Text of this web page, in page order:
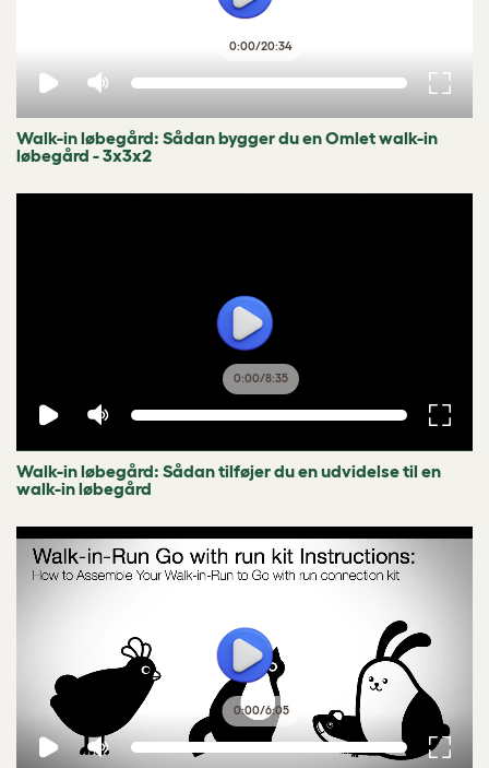
0:00/20:34
Walk-in løbegård: Sådan bygger du en Omlet walk-in
løbegård - 3x3x2
0:00/8:35
Walk-in løbegård: Sådan tilføjer du en udvidelse til en
walk-in løbegård
0:00/6:05